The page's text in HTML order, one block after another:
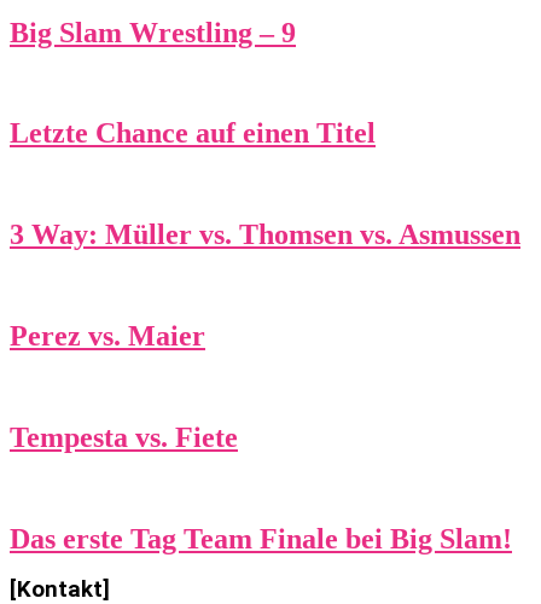
Big Slam Wrestling – 9
Letzte Chance auf einen Titel
3 Way: Müller vs. Thomsen vs. Asmussen
Perez vs. Maier
Tempesta vs. Fiete
Das erste Tag Team Finale bei Big Slam!
[Kontakt]